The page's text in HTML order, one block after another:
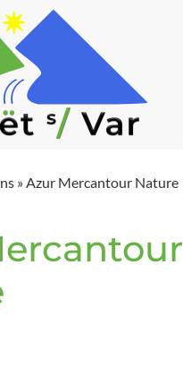
» Azur Mercantour Nature